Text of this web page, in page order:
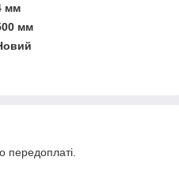
мм
мм
передоплаті.